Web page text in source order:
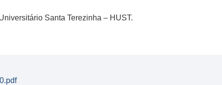
Santa Terezinha – HUST.